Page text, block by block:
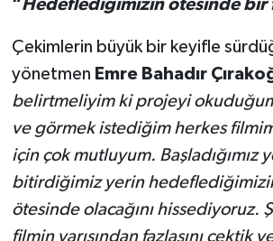
“Hedeflediğimizin ötesinde bir
Çekimlerin büyük bir keyifle
yönetmen Emre Bahadır
belirtmeliyim ki projeyi
ve görmek istediğim herkes
için çok mutluyum. Başladığımız
bitirdiğimiz yerin
ötesinde olacağını hissediyoruz.
filmin yarısından fazlasını çektik